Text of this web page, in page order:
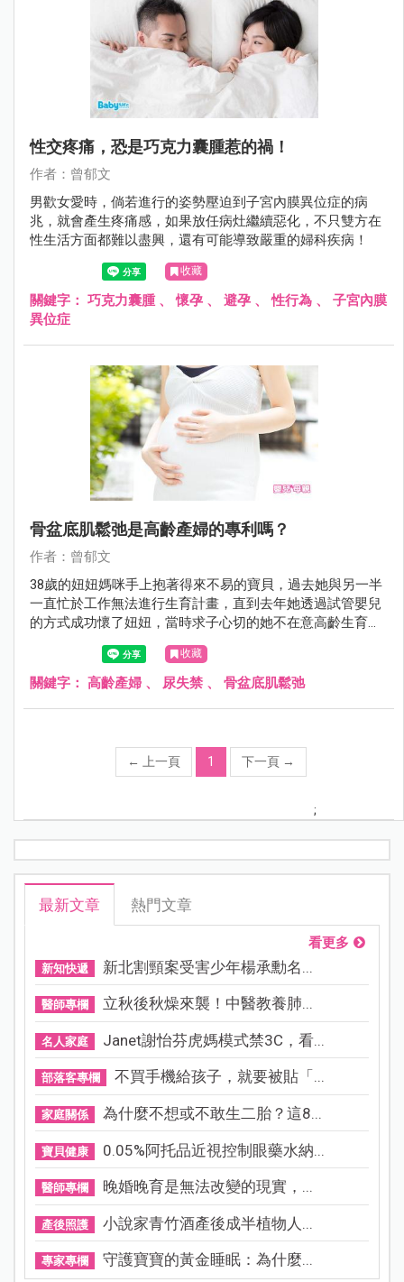
性交疼痛，恐是巧克力囊腫惹的禍！
作者：曾郁文
男歡女愛時，倘若進行的姿勢壓迫到子宮內膜異位症的病
兆，就會產生疼痛感，如果放任病灶繼續惡化，不只雙方在
性生活方面都難以盡興，還有可能導致嚴重的婦科疾病！
收藏
關鍵字： 巧克力囊腫、懷孕 、 避孕 、性行為 、 子宮內膜
異位症
骨盆底肌鬆弛是高齡產婦的專利嗎？
作者：曾郁文
38歲的妞妞媽咪手上抱著得來不易的寶貝，過去她與另一半
一直忙於工作無法進行生育計畫，直到去年她透過試管嬰兒
的方式成功懷了妞妞，當時求子心切的她不在意高齡生育的
辛勞，一心只希望寶寶健康平安，如今她終於把妞妞生下來
了，但卻出現了當時沒想到的婦科困擾，頻尿、漏尿、腹部
有垂墜感、私密處鬆弛、便祕等…等症狀率續出現！因此門
收藏
關鍵字： 高齡產婦 、 尿失禁 、 骨盆底肌鬆弛
← 上一頁 1 下一頁 →
;
最新文章 熱門文章
看更多
新知快遞 新北割頸案受害少年楊承勳名...
醫師專欄 立秋後秋燥來襲！中醫教養肺...
名人家庭 Janet謝怡芬虎媽模式禁3C，看...
部落客專欄 不買手機給孩子，就要被貼「...
家庭關係 為什麼不想或不敢生二胎？這8...
寶貝健康 0.05%阿托品近視控制眼藥水納...
醫師專欄 晚婚晚育是無法改變的現實，...
產後照護 小說家青竹酒產後成半植物人...
專家專欄 守護寶寶的黃金睡眠：為什麼...